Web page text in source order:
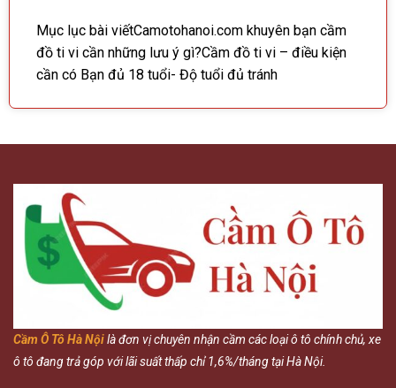
Mục lục bài viếtCamotohanoi.com khuyên bạn cầm
đồ ti vi cần những lưu ý gì?Cầm đồ ti vi – điều kiện
cần có Bạn đủ 18 tuổi- Độ tuổi đủ tránh
Cầm Ô Tô Hà Nộilà đơn vị chuyên nhận cầm các loại ô tô chính chủ, xe
ô tô đang trả góp với lãi suất thấp chỉ 1,6%/tháng tại Hà Nội.